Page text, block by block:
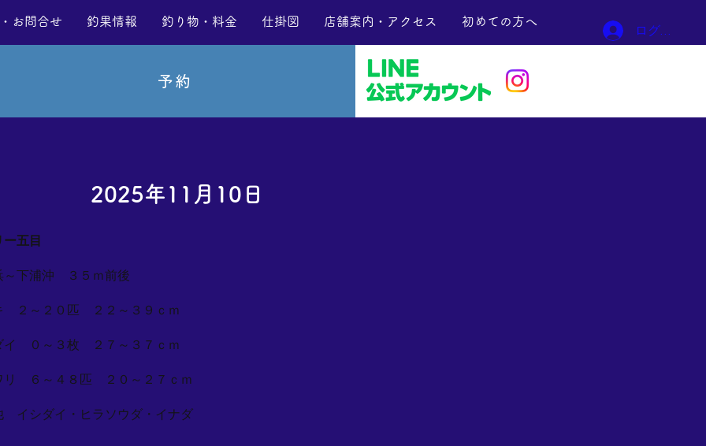
お問合せ 釣果情報 釣り物・料金 仕掛図 店舗案内・アクセス 初めての方へ
ログイン
予約
2025年11月10日
ー五目
～下浦沖 ３５ｍ前後
２～２０匹 ２２～３９ｃｍ
イ ０～３枚 ２７～３７ｃｍ
リ ６～４８匹 ２０～２７ｃｍ
イシダイ・ヒラソウダ・イナダ